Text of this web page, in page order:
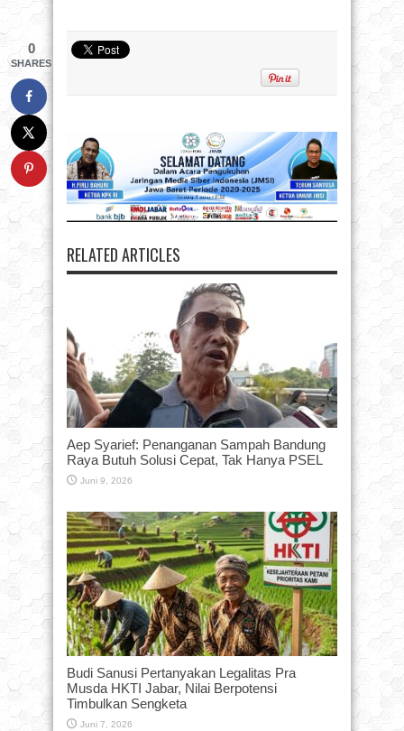
RELATED ARTICLES
Aep Syarief: Penanganan Sampah Bandung
Raya Butuh Solusi Cepat, Tak Hanya PSEL
Juni 9, 2026
Budi Sanusi Pertanyakan Legalitas Pra
Musda HKTI Jabar, Nilai Berpotensi
Timbulkan Sengketa
Juni 7, 2026
0
SHARES